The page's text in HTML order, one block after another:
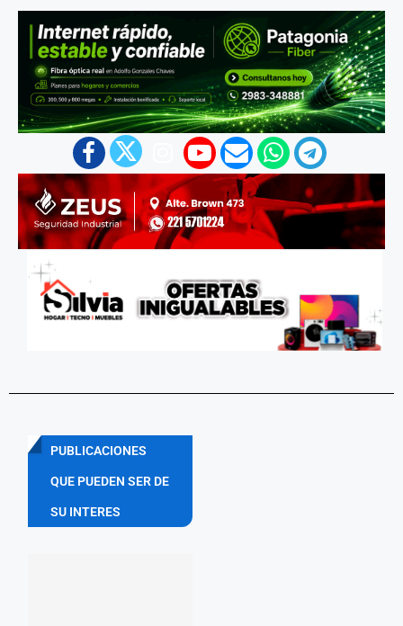
PUBLICACIONES
QUE PUEDEN SER DE
SU INTERES